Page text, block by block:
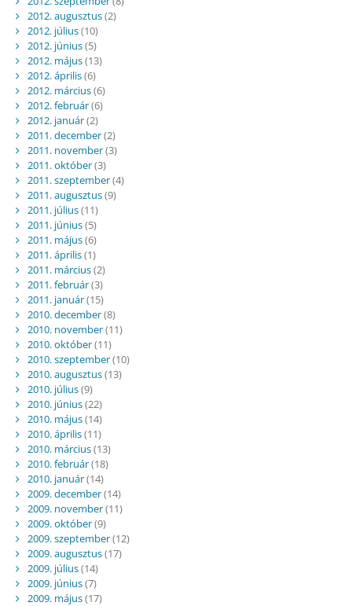
2012. augusztus(2)
2012. július(10)
2012. június(5)
2012. május(13)
2012. április(6)
2012. március(6)
2012. február(6)
2012. január(2)
2011. december(2)
2011. november(3)
2011. október(3)
2011. szeptember(4)
2011. augusztus(9)
2011. július(11)
2011. június(5)
2011. május(6)
2011. április(1)
2011. március(2)
2011. február(3)
2011. január(15)
2010. december(8)
2010. november(11)
2010. október(11)
2010. szeptember(10)
2010. augusztus(13)
2010. július(9)
2010. június(22)
2010. május(14)
2010. április(11)
2010. március(13)
2010. február(18)
2010. január(14)
2009. december(14)
2009. november(11)
2009. október(9)
2009. szeptember(12)
2009. augusztus(17)
2009. július(14)
2009. június(7)
2009. május(17)